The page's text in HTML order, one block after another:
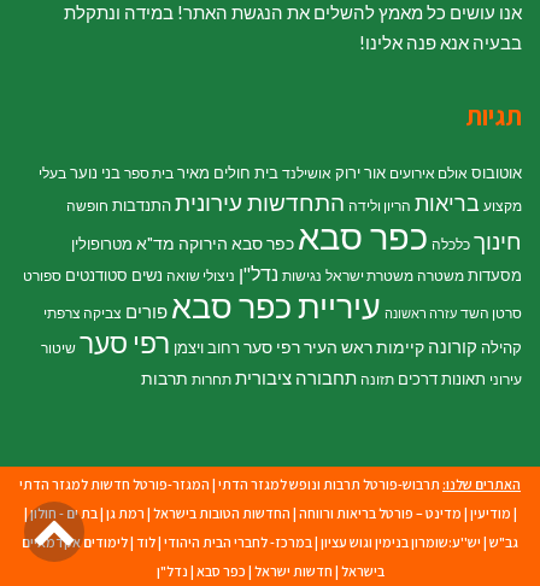
אנו עושים כל מאמץ להשלים את הנגשת האתר! במידה ונתקלת
בבעיה אנא פנה אלינו!
תגיות
אוטובוס אולם אירועים אור ירוק אושילנד בית חולים מאיר בית ספר בני נוער בעלי
מקצוע בריאות הריון ולידה התחדשות עירוניתהתנדבות חופשה
חינוך כלכלה כפר סבא כפר סבא הירוקה מד"א מטרופולין
מסעדות משטרה משטרת ישראל נגישות נדל"ן ניצולי שואה נשים סטודנטים ספורט
סרטן השד עזרה ראשונה עיריית כפר סבא פורים צביקה צרפתי
קהילה קורונה קיימותראש העיר רפי סער רחוב ויצמן רפי סער שיטור
עירוני תאונות דרכים תזונה תחבורה ציבורית תחרות תרבות
האתרים שלנו: תרבוש-פורטל תרבות ונופש למגזר הדתי | המגזר-פורטל חדשות למגזר הדתי
| מודיעין | מדינט – פורטל בריאות ורווחה | החדשות הטובות בישראל | רמת גן |בת ים - חולון|
גב"ש | יש''ע:שומרון בנימין וגוש עציון |במרכז- לחברי הבית היהודי |לוד |לימודים אקדמאיים
בישראל | חדשות ישראל | כפר סבא | נדל"ן